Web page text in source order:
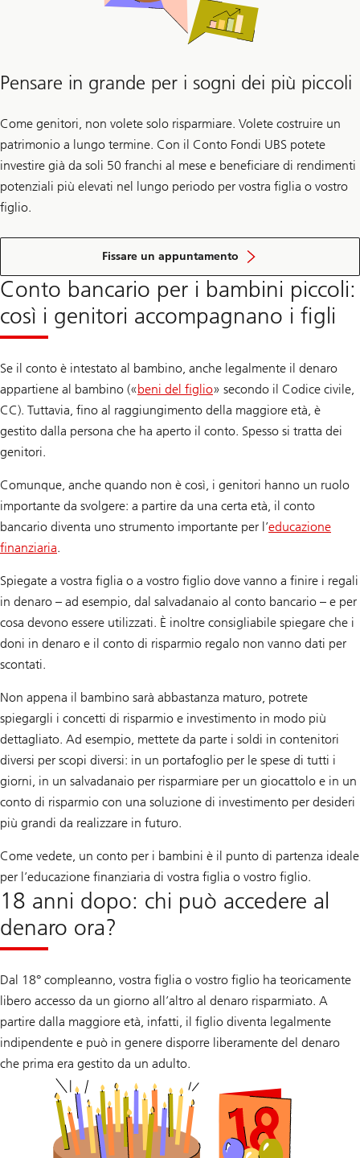
Pensare in grande per i sogni dei più piccoli
Come genitori, non volete solo risparmiare. Volete costruire un
patrimonio a lungo termine. Con il Conto Fondi UBS potete
investire già da soli 50 franchi al mese e beneficiare di rendimenti
potenziali più elevati nel lungo periodo per vostra figlia o vostro
figlio.
Fissare un appuntamento
Conto bancario per i bambini piccoli:
così i genitori accompagnano i figli
Se il conto è intestato al bambino, anche legalmente il denaro
appartiene al bambino («beni del figlio» secondo il Codice civile,
CC). Tuttavia, fino al raggiungimento della maggiore età, è
gestito dalla persona che ha aperto il conto. Spesso si tratta dei
genitori.
Comunque, anche quando non è così, i genitori hanno un ruolo
importante da svolgere: a partire da una certa età, il conto
bancario diventa uno strumento importante per l’educazione
finanziaria.
Spiegate a vostra figlia o a vostro figlio dove vanno a finire i regali
in denaro – ad esempio, dal salvadanaio al conto bancario – e per
cosa devono essere utilizzati. È inoltre consigliabile spiegare che i
doni in denaro e il conto di risparmio regalo non vanno dati per
scontati.
Non appena il bambino sarà abbastanza maturo, potrete
spiegargli i concetti di risparmio e investimento in modo più
dettagliato. Ad esempio, mettete da parte i soldi in contenitori
diversi per scopi diversi: in un portafoglio per le spese di tutti i
giorni, in un salvadanaio per risparmiare per un giocattolo e in un
conto di risparmio con una soluzione di investimento per desideri
più grandi da realizzare in futuro.
Come vedete, un conto per i bambini è il punto di partenza ideale
per l’educazione finanziaria di vostra figlia o vostro figlio.
18 anni dopo: chi può accedere al
denaro ora?
Dal 18° compleanno, vostra figlia o vostro figlio ha teoricamente
libero accesso da un giorno all’altro al denaro risparmiato. A
partire dalla maggiore età, infatti, il figlio diventa legalmente
indipendente e può in genere disporre liberamente del denaro
che prima era gestito da un adulto.